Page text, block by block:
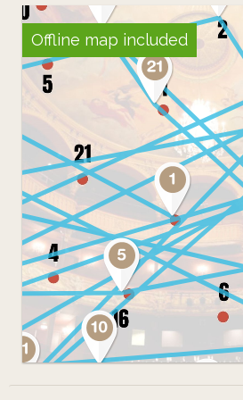
Le jeu commence!
Bonne chance!
Offline map included